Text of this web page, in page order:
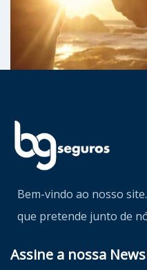
Bem-vindo ao nosso
que pretende junto de
Assine a nossa